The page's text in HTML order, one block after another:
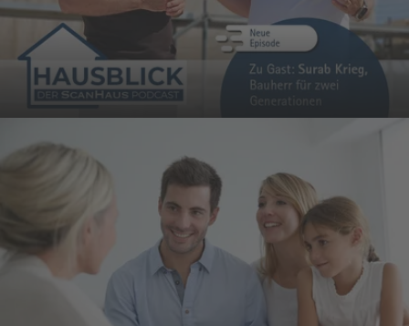
DAS INTERESSIERT MICH